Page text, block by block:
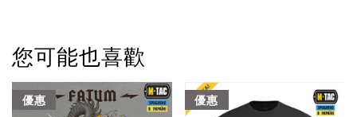
您可能也喜歡
優惠 優惠